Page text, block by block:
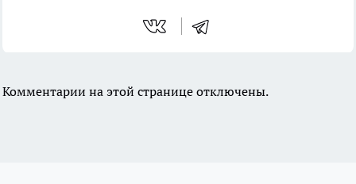
Комментарии на этой странице отключены.